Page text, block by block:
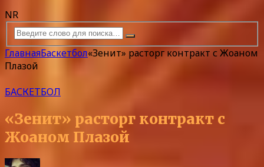
NR
ГлавнаяБаскетбол«Зенит» расторг контракт с Жоаном
Плазой
БАСКЕТБОЛ
«Зенит» расторг контракт с
Жоаном Плазой